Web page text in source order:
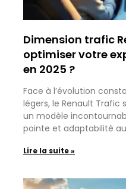
Dimension trafic
optimiser votre
en 2025 ?
Face à l’évolution
légers, le Renault Trafic
un modèle
pointe et adaptabilité
Lire la suite »